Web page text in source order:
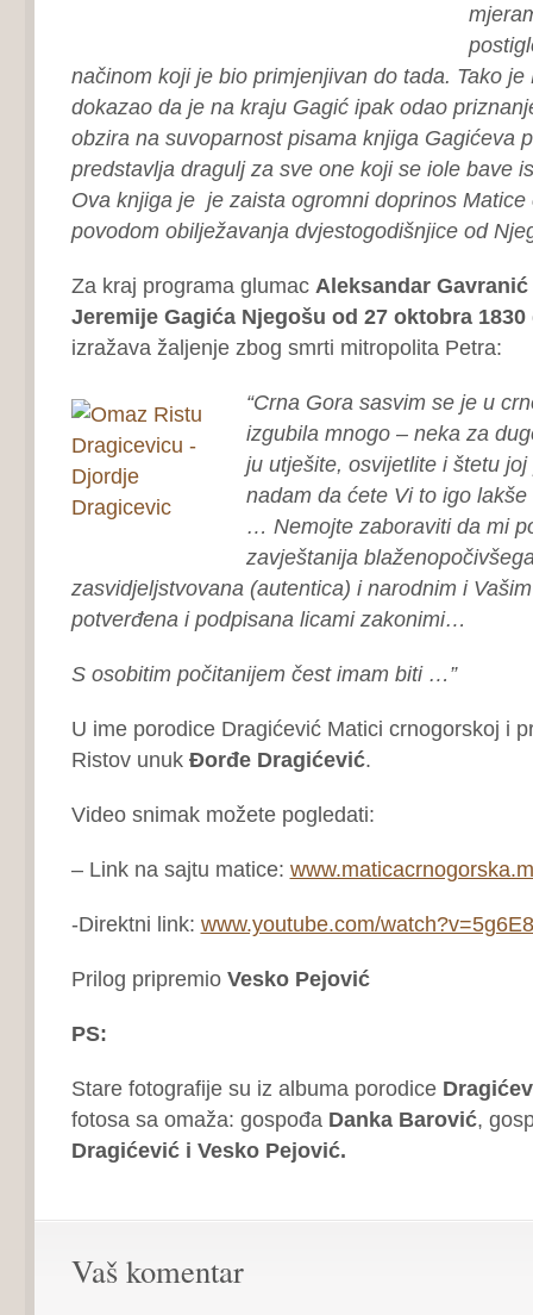
načinom koji je bio primjenjivan do tada. Tako je
dokazao da je na kraju Gagić ipak odao
obzira na suvoparnost pisama knjiga Gagićeva
predstavlja dragulj za sve one koji se iole bave
Ova knjiga je je zaista ogromni doprinos Matice
povodom obilježavanja dvjestogodišnjice od
Za kraj programa glumac Aleksandar Gavranić
Jeremije Gagića Njegošu od 27 oktobra 1830
izražava žaljenje zbog smrti mitropolita Petra:
“Crna Gora sasvim se je u
izgubila mnogo – neka za
ju utješite, osvijetlite i štetu
nadam da ćete Vi to igo
… Nemojte zaboraviti da mi
zavještanija
zasvidjeljstvovana (autentica) i narodnim i
potverđena i podpisana licami zakonimi…
S osobitim počitanijem čest imam biti …”
U ime porodice Dragićević Matici crnogorskoj i
Ristov unuk Đorđe Dragićević.
Video snimak možete pogledati:
– Link na sajtu matice:
-Direktni link: www.youtube.com/
Prilog pripremio Vesko Pejović
PS:
Stare fotografije su iz albuma porodice
fotosa sa omaža: gospođa Danka Barović,
Dragićević i Vesko Pejović.
Vaš komentar